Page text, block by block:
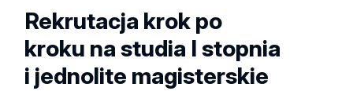
Rekrutacja krok po
kroku na studia I stopnia
i jednolite magisterskie